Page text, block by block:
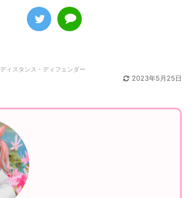
ディスタンス・ディフェンダー
2023年5月25日